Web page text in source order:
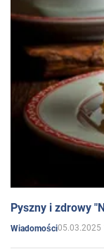
Pyszny i zdrowy
Wiadomości05.03.2025